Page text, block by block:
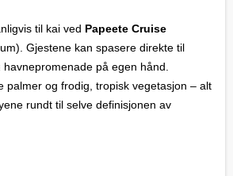
til kai ved Papeete Cruise
Gjestene kan spasere direkte til
havnepromenade på egen hånd.
palmer og frodig, tropisk vegetasjon – alt
rundt til selve definisjonen av